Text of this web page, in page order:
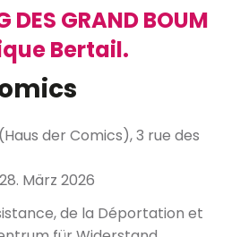
DES GRAND BOUM
Bertail.
der Comics), 3 rue des
März 2026
de la Déportation et